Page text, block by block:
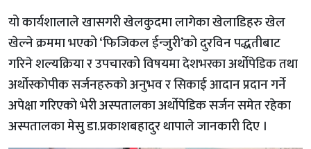
यो कार्यशालाले खासगरी खेलकुदमा लागेका खेलाडिहरु खेल
खेल्ने क्रममा भएको ‘फिजिकल ईन्जुरी’को दुरविन पद्धतीबाट
गरिने शल्यक्रिया र उपचारको विषयमा देशभरका अर्थोपेडिक तथा
अर्थोस्कोपीक सर्जनहरुको अनुभव र सिकाई आदान प्रदान गर्ने
अपेक्षा गरिएको भेरी अस्पतालका अर्थोपेडिक सर्जन समेत रहेका
अस्पतालका मेसु डा.प्रकाशबहादुर थापाले जानकारी दिए ।